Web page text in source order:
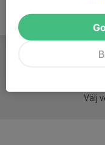
Välj